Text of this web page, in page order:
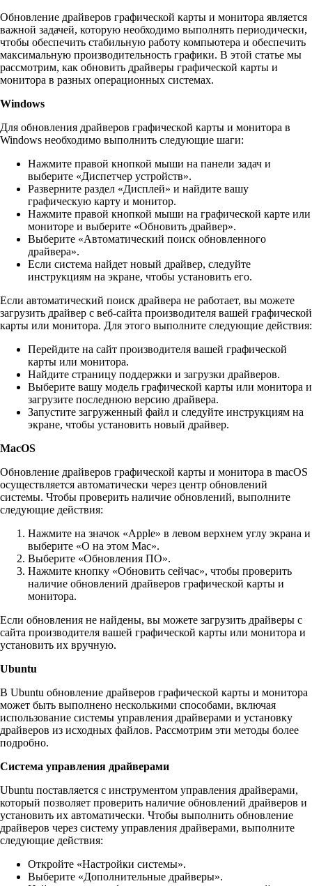
Обновление драйверов графической карты и монитора является
важной задачей, которую необходимо выполнять периодически,
чтобы обеспечить стабильную работу компьютера и обеспечить
максимальную производительность графики. В этой статье мы
рассмотрим, как обновить драйверы графической карты и
монитора в разных операционных системах.
Windows
Для обновления драйверов графической карты и монитора в
Windows необходимо выполнить следующие шаги:
Нажмите правой кнопкой мыши на панели задач и
выберите «Диспетчер устройств».
Разверните раздел «Дисплей» и найдите вашу
графическую карту и монитор.
Нажмите правой кнопкой мыши на графической карте или
мониторе и выберите «Обновить драйвер».
Выберите «Автоматический поиск обновленного
драйвера».
Если система найдет новый драйвер, следуйте
инструкциям на экране, чтобы установить его.
Если автоматический поиск драйвера не работает, вы можете
загрузить драйвер с веб-сайта производителя вашей графической
карты или монитора. Для этого выполните следующие действия:
Перейдите на сайт производителя вашей графической
карты или монитора.
Найдите страницу поддержки и загрузки драйверов.
Выберите вашу модель графической карты или монитора и
загрузите последнюю версию драйвера.
Запустите загруженный файл и следуйте инструкциям на
экране, чтобы установить новый драйвер.
MacOS
Обновление драйверов графической карты и монитора в macOS
осуществляется автоматически через центр обновлений
системы. Чтобы проверить наличие обновлений, выполните
следующие действия:
Нажмите на значок «Apple» в левом верхнем углу экрана и
выберите «О на этом Mac».
Выберите «Обновления ПО».
Нажмите кнопку «Обновить сейчас», чтобы проверить
наличие обновлений драйверов графической карты и
монитора.
Если обновления не найдены, вы можете загрузить драйверы с
сайта производителя вашей графической карты или монитора и
установить их вручную.
Ubuntu
В Ubuntu обновление драйверов графической карты и монитора
может быть выполнено несколькими способами, включая
использование системы управления драйверами и установку
драйверов из исходных файлов. Рассмотрим эти методы более
подробно.
Система управления драйверами
Ubuntu поставляется с инструментом управления драйверами,
который позволяет проверить наличие обновлений драйверов и
установить их автоматически. Чтобы выполнить обновление
драйверов через систему управления драйверами, выполните
следующие действия:
Откройте «Настройки системы».
Выберите «Дополнительные драйверы».